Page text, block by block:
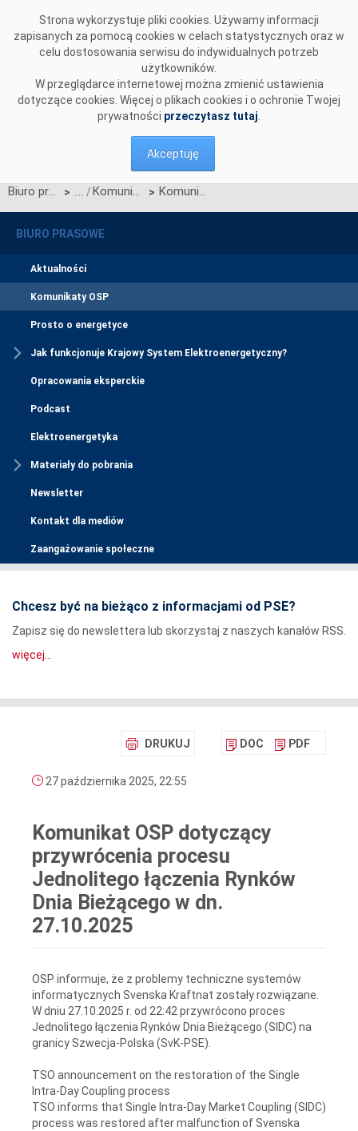
Strona wykorzystuje pliki cookies. Używamy informacji
zapisanych za pomocą cookies w celach statystycznych oraz w
celu dostosowania serwisu do indywidualnych potrzeb
użytkowników.
W przeglądarce internetowej można zmienić ustawienia
dotyczące cookies. Więcej o plikach cookies i o ochronie Twojej
prywatności przeczytasz tutaj
Akceptuję
Biuro prasowe > Komunikaty OSP > Komunikat OSP dotyczący przywrócenia procesu Jednolitego łączenia Rynków Dnia Bieżącego w dn. 27.10.2025
BIURO PRASOWE
Aktualności
Komunikaty OSP
Prosto o energetyce
Jak funkcjonuje Krajowy System Elektroenergetyczny?
Opracowania eksperckie
Podcast
Elektroenergetyka
Materiały do pobrania
Newsletter
Kontakt dla mediów
Zaangażowanie społeczne
Chcesz być na bieżąco z informacjami od PSE?
Zapisz się do newslettera lub skorzystaj z naszych kanałów RSS.
więcej...
DRUKUJ DOC PDF
27 października 2025, 22:55
Komunikat OSP dotyczący
przywrócenia procesu
Jednolitego łączenia Rynków
Dnia Bieżącego w dn.
27.10.2025
OSP informuje, że z problemy techniczne systemów
informatycznych Svenska Kraftnat zostały rozwiązane.
W dniu 27.10.2025 r. od 22:42 przywrócono proces
Jednolitego łączenia Rynków Dnia Bieżącego (SIDC) na
granicy Szwecja-Polska (SvK-PSE).
TSO announcement on the restoration of the Single
Intra-Day Coupling process
TSO informs that Single Intra-Day Market Coupling (SIDC)
process was restored after malfunction of Svenska